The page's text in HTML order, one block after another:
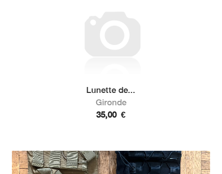
Lunette de...
Gironde
35,00 €